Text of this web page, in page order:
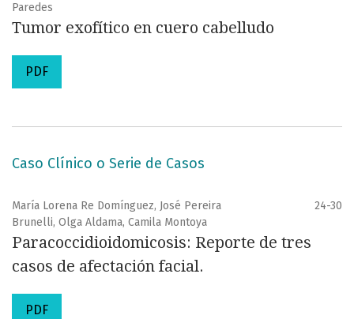
Paredes
Tumor exofítico en cuero cabelludo
PDF
Caso Clínico o Serie de Casos
María Lorena Re Domínguez, José Pereira
Brunelli, Olga Aldama, Camila Montoya
24-30
Paracoccidioidomicosis: Reporte de tres
casos de afectación facial.
PDF